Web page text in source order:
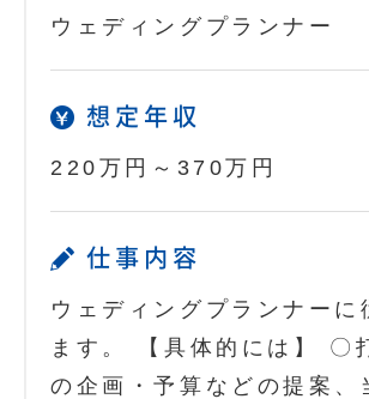
ウェディングプランナー
想定年収
220万円～370万円
仕事内容
ウェディングプランナーに
ます。 【具体的には】 〇
の企画・予算などの提案、